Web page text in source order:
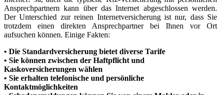
Ansprechpartnern kann über das Internet abgeschlossen werden.
Der Unterschied zur reinen Internetversicherung ist nur, dass Sie
trotzdem einen direkten Ansprechpartner bei Ihnen vor Ort
aufsuchen können. Einige Fakten:
• Die Standardversicherung bietet diverse Tarife
• Sie können zwischen der Haftpflicht und
Kaskoversicherungen wählen
• Sie erhalten telefonische und persönliche
Kontaktmöglichkeiten